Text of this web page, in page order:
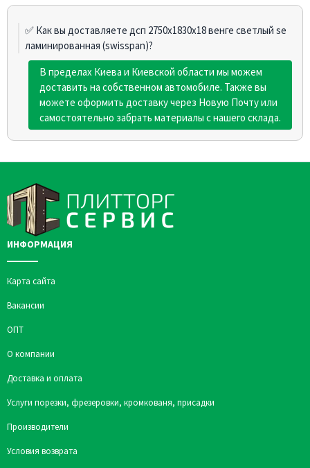
✅ Как вы доставляете дсп 2750х1830х18 венге светлый se
ламинированная (swisspan)?
В пределах Киева и Киевской области мы можем
доставить на собственном автомобиле. Также вы
можете оформить доставку через Новую Почту или
самостоятельно забрать материалы с нашего склада.
ИНФОРМАЦИЯ
Карта сайта
Вакансии
ОПТ
О компании
Доставка и оплата
Услуги порезки, фрезеровки, кромкованя, присадки
Производители
Условия возврата